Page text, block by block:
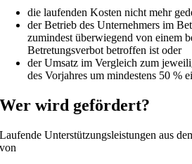
die laufenden Kosten nicht mehr
der Betrieb des Unternehmers im
zumindest überwiegend von einem
Betretungsverbot betroffen ist oder
der Umsatz im Vergleich zum
des Vorjahres um mindestens 50 %
Wer wird gefördert?
Laufende Unterstützungsleistungen aus
von